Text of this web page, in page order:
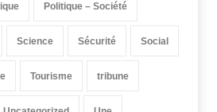
Politique – Société
Science Sécurité Social
Tourisme tribune